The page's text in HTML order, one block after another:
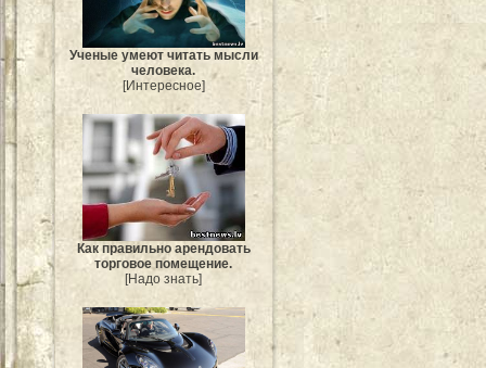
Ученые умеют читать мысли
человека.
[Интересное]
Как правильно арендовать
торговое помещение.
[Надо знать]